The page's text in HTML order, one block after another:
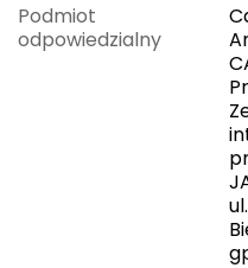
Hoka
Podmiot
odpowiedzialny